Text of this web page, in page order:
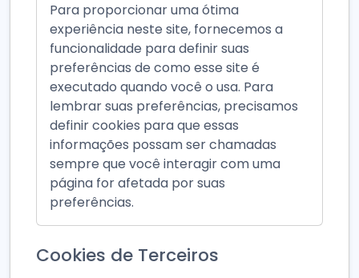
Para proporcionar uma ótima
experiência neste site, fornecemos a
funcionalidade para definir suas
preferências de como esse site é
executado quando você o usa. Para
lembrar suas preferências, precisamos
definir cookies para que essas
informações possam ser chamadas
sempre que você interagir com uma
página for afetada por suas
preferências.
Cookies de Terceiros